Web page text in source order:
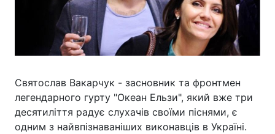
Святослав Вакарчук - засновник та фронтмен
легендарного гурту "Океан Ельзи", який вже три
десятиліття радує слухачів своїми піснями, є
одним з найвпізнаваніших виконавців в Україні.